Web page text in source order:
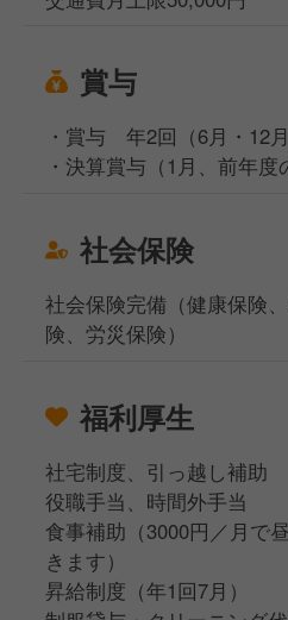
賞与
・賞与 年2回（6⽉・12⽉
・決算賞与（1⽉、前年度
社会保険
社会保険完備（健康保険
険、労災保険）
福利厚生
社宅制度、引っ越し補助
役職手当、時間外手当
⾷事補助（3000円／⽉で
きます）
昇給制度（年1回7月）